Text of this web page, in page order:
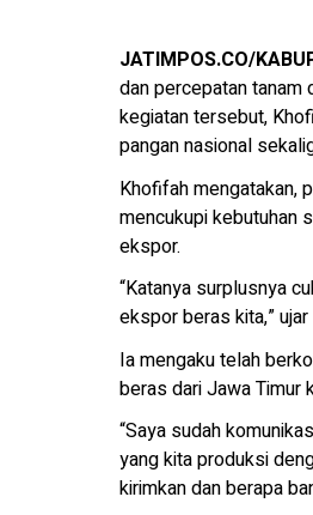
JATIMPOS.CO/
dan percepatan tanam
kegiatan tersebut,
pangan nasional
Khofifah mengatakan,
mencukupi kebutuhan
ekspor.
“Katanya surplusnya
ekspor beras kita,”
Ia mengaku telah
beras dari Jawa Timur
“Saya sudah
yang kita produksi
kirimkan dan berapa